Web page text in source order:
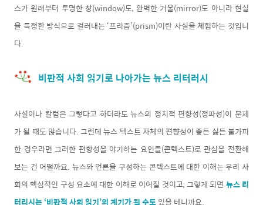
스가 원래부터 투명한 창(window)도, 완벽한 거울(mirror)도 아니라 현실
을 특정한 방식으로 걸러내는 ‘프리즘’(prism)이란 사실을 체험하는 것입니
다.
비판적 사회 읽기로 나아가는 뉴스 리터러시
사설이나 칼럼은 그렇다고 하더라도 뉴스의 정치적 편향성(정파성)이 문제
가 될 때도 많습니다. 그런데 뉴스 텍스트 자체의 편향성이 좋든 싫든 불가피
한 경우라면 그러한 편향성을 야기하는 요인들(콘텍스트)로 관심을 전환해
보는 건 어떨까요. 뉴스와 언론을 구성하는 콘텍스트에 대한 이해는 우리 사
회의 핵심적인 구성 요소에 대한 이해로 이어질 것이고, 그렇게 되면 뉴스 리
터리시는 ‘비판적 사회 읽기’의 계기가 될 수도있을 테니까요.